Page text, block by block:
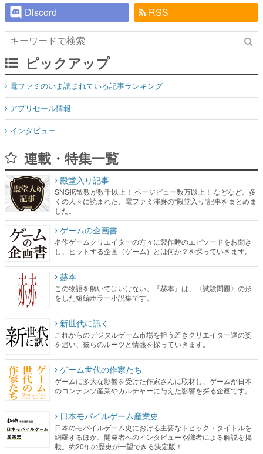
Discord
RSS
ピックアップ
電ファミのいま読まれている記事ランキング
アプリセール情報
インタビュー
連載・特集一覧
殿堂入り記事
SNS拡散数が数千以上！ ページビュー数万以上！ などなど。多
くの人々に読まれた、電ファミ渾身の“殿堂入り”記事をまとめま
した。
ゲームの企画書
名作ゲームクリエイターの方々に製作時のエピソードをお聞き
し、ヒットする企画（ゲーム）とは何か？を探っていきます。
赫本
この物語を解いてはいけない。『赫本』は、〈試験問題〉の形
をした短編ホラー小説集です。
新世代に訊く
これからのデジタルゲーム市場を担う若きクリエイター達の姿
を追い、彼らのルーツと情熱を探っていきます。
ゲーム世代の作家たち
ゲームに多大な影響を受けた作家さんに取材し、ゲームが日本
のコンテンツ産業やカルチャーに与えた影響を探る企画です。
日本モバイルゲーム産業史
日本のモバイルゲーム史における主要なトピック・タイトルを
網羅するほか、開発者へのインタビューや識者による解説を掲
載。約20年の歴史が一望できる決定版！